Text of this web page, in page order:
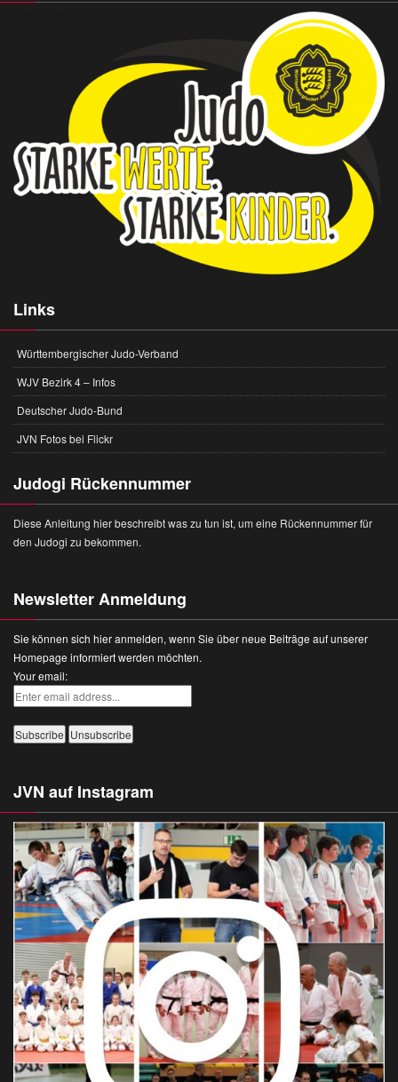
Links
Württembergischer Judo-Verband
WJV Bezirk 4 – Infos
Deutscher Judo-Bund
JVN Fotos bei Flickr
Judogi Rückennummer
Diese Anleitung hier beschreibt was zu tun ist, um eine Rückennummer für
den Judogi zu bekommen.
Newsletter Anmeldung
Sie können sich hier anmelden, wenn Sie über neue Beiträge auf unserer
Homepage informiert werden möchten.
Your email:
JVN auf Instagram